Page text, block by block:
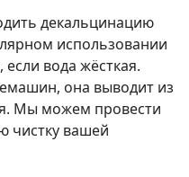
декальцинацию
использовании
вода жёсткая.
она выводит из
Мы можем провести
чистку вашей